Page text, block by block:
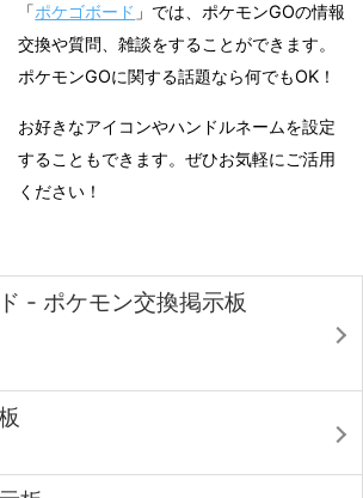
「ポケゴボード 」では、ポケモンGOの情報
交換や質問、雑談をすることができます。
ポケモンGOに関する話題なら何でもOK！
お好きなアイコンやハンドルネームを設定
することもできます。ぜひお気軽にご活用
ください！
- ポケモン交換掲示板